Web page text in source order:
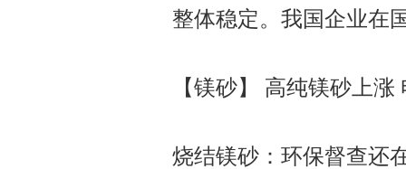
整体稳定。我国企业在
【镁砂】 高纯镁砂上
烧结镁砂：环保督查还